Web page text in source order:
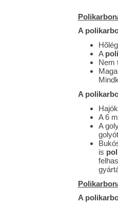
A
A
Nem
A
A 6
A
is
A